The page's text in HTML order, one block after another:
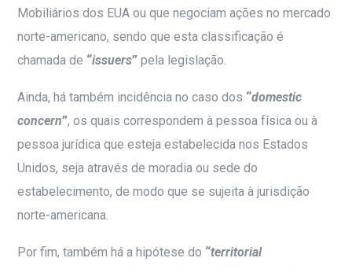
Mobiliários dos EUA ou que negociam ações no mercado
norte-americano, sendo que esta classificação é
chamada de “issuers” pela legislação.
Ainda, há também incidência no caso dos “domestic
concern”, os quais correspondem à pessoa física ou à
pessoa jurídica que esteja estabelecida nos Estados
Unidos, seja através de moradia ou sede do
estabelecimento, de modo que se sujeita à jurisdição
norte-americana.
Por fim, também há a hipótese do “territorial